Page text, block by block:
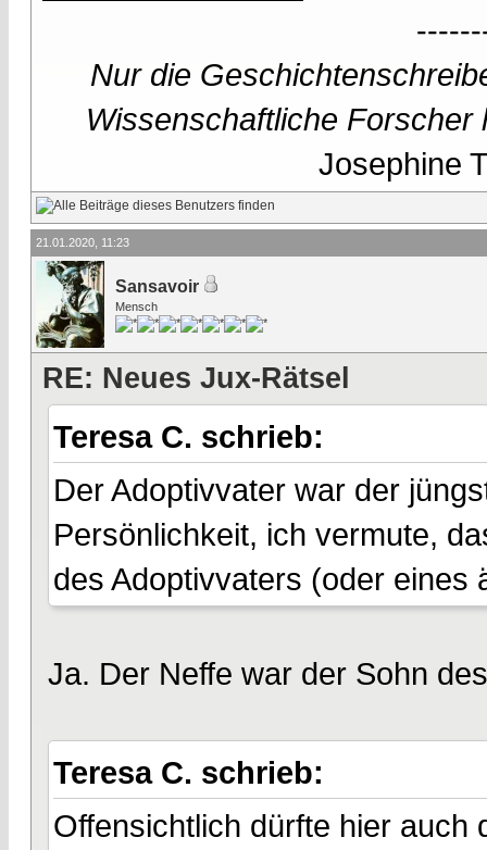
Nur die
Wissenschaftliche
Josephine
21.01.2020, 11:23
Sansavoir
Mensch
RE: Neues Jux-Rätsel
Teresa C. schrieb:
Der Adoptivvater war der
Persönlichkeit, ich vermute,
des Adoptivvaters (oder eines
Ja. Der Neffe war der Sohn
Teresa C. schrieb:
Offensichtlich dürfte hier auch